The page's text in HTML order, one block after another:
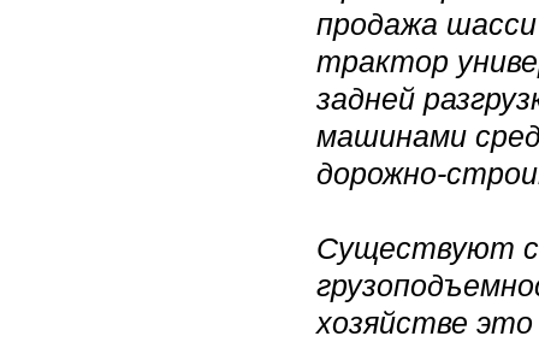
продажа
трактор
задней
машинами
дорожно-
Существуют
хозяйстве